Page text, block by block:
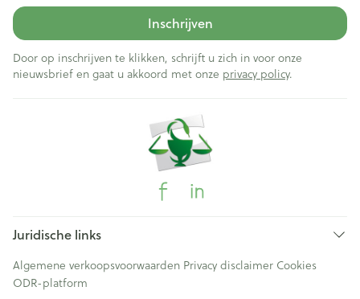
Inschrijven
Door op inschrijven te klikken, schrijft u zich in voor onze
nieuwsbrief en gaat u akkoord met onze privacy policy.
Juridische links
Algemene verkoopsvoorwaarden Privacy disclaimer Cookies
ODR-platform